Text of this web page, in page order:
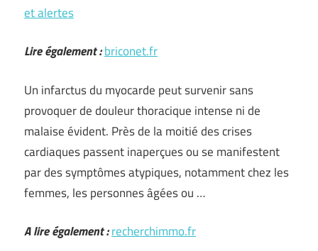
et alertes
Lire également :briconet.fr
Un infarctus du myocarde peut survenir sans
provoquer de douleur thoracique intense ni de
malaise évident. Près de la moitié des crises
cardiaques passent inaperçues ou se manifestent
par des symptômes atypiques, notamment chez les
femmes, les personnes âgées ou …
A lire également :recherchimmo.fr